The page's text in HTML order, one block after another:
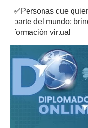
✅Personas que
parte del mundo;
formación virtual